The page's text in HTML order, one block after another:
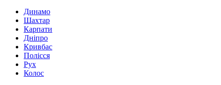
Динамо
Шахтар
Карпати
Дніпро
Кривбас
Полісся
Рух
Колос